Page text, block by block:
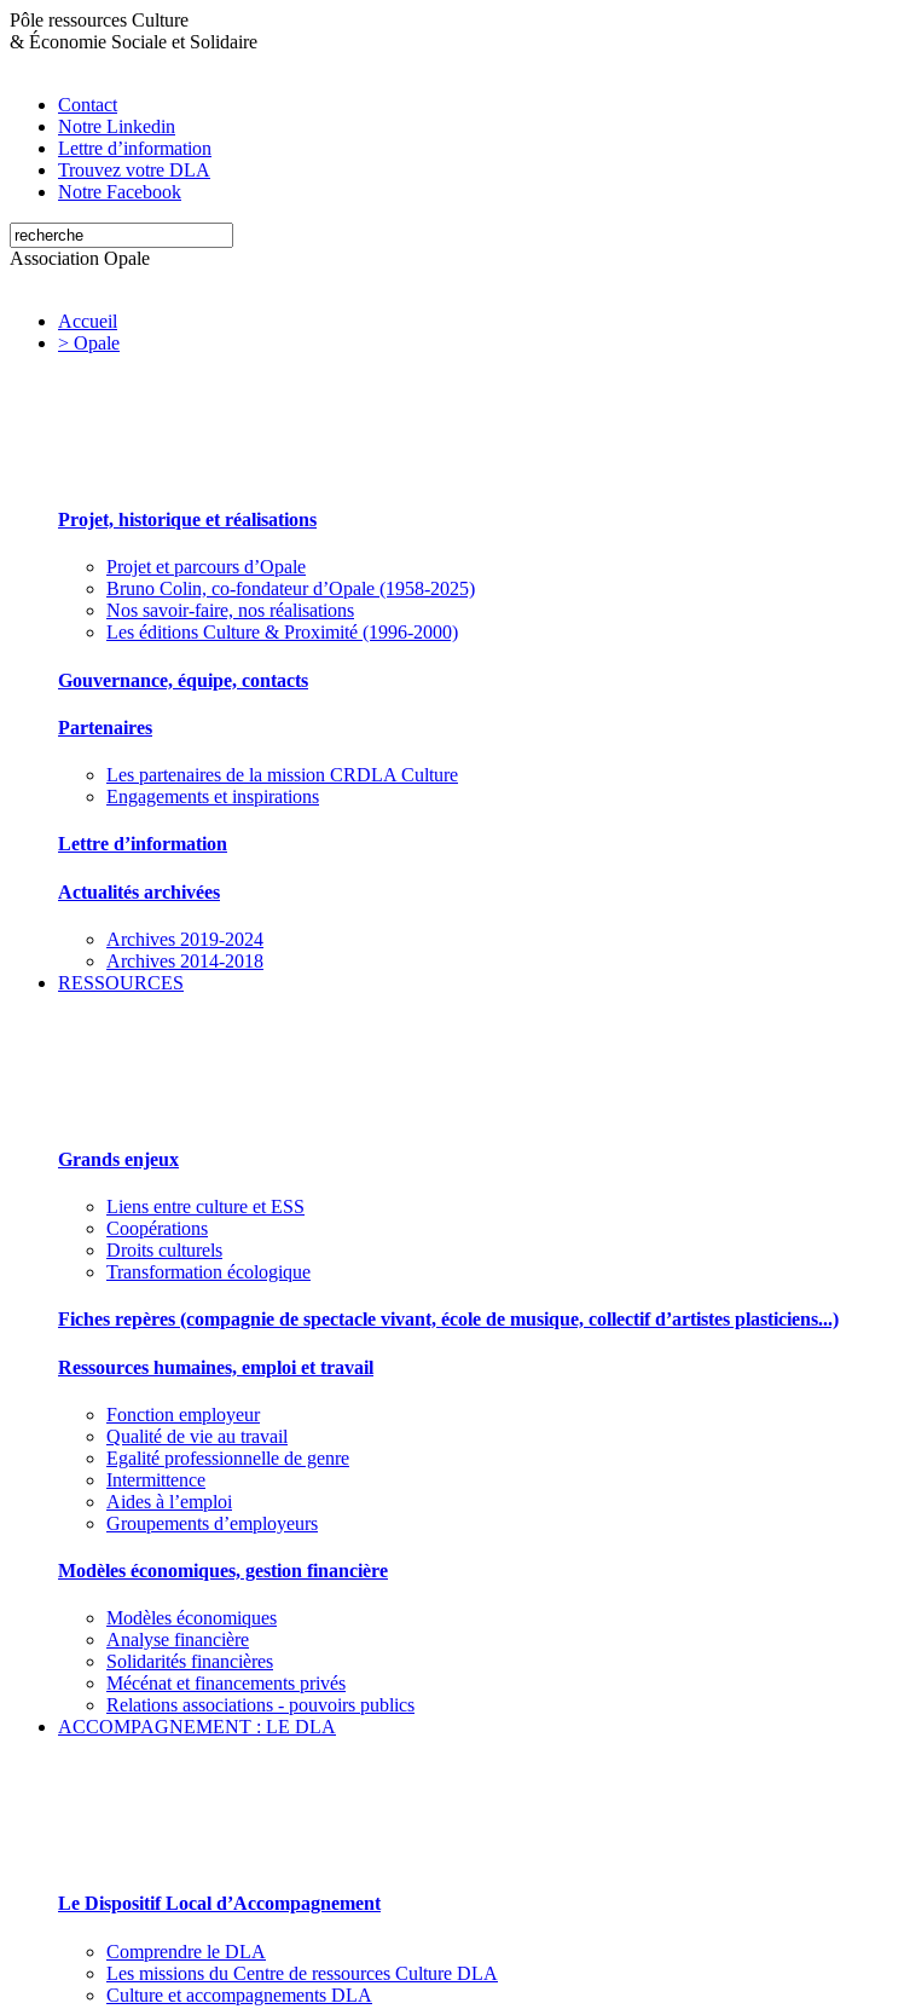
Pôle ressources Culture
& Économie Sociale et Solidaire
Contact
Notre Linkedin
Lettre d’information
Trouvez votre DLA
Notre Facebook
Association Opale
Accueil
> Opale
Projet, historique et réalisations
Projet et parcours d’Opale
Bruno Colin, co-fondateur d’Opale (1958-2025)
Nos savoir-faire, nos réalisations
Les éditions Culture & Proximité (1996-2000)
Gouvernance, équipe, contacts
Partenaires
Les partenaires de la mission CRDLA Culture
Engagements et inspirations
Lettre d’information
Actualités archivées
Archives 2019-2024
Archives 2014-2018
RESSOURCES
Grands enjeux
Liens entre culture et ESS
Coopérations
Droits culturels
Transformation écologique
Fiches repères (compagnie de spectacle vivant, école de musique, collectif d’artistes plasticiens...)
Ressources humaines, emploi et travail
Fonction employeur
Qualité de vie au travail
Egalité professionnelle de genre
Intermittence
Aides à l’emploi
Groupements d’employeurs
Modèles économiques, gestion financière
Modèles économiques
Analyse financière
Solidarités financières
Mécénat et financements privés
Relations associations - pouvoirs publics
ACCOMPAGNEMENT : LE DLA
Le Dispositif Local d’Accompagnement
Comprendre le DLA
Les missions du Centre de ressources Culture DLA
Culture et accompagnements DLA